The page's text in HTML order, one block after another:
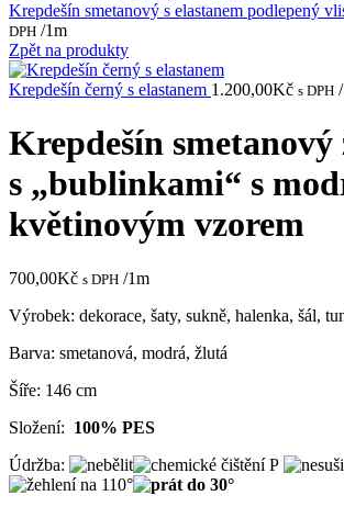
Krepdešín smetanový s elastanem podlepený
DPH /1m
Zpět na produkty
Krepdešín černý s elastanem 1.200,00Kč s DPH
Krepdešín
s „bublinkami“ s
květinovým vzorem
700,00Kč s DPH /1m
Výrobek: dekorace, šaty, sukně, halenka, šál,
Barva: smetanová, modrá, žlutá
Šíře: 146 cm
Složení: 100% PES
Údržba: